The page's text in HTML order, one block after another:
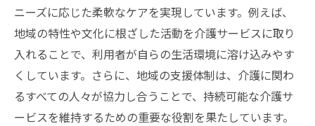
ニーズに応じた柔軟なケアを実現しています。例えば、
地域の特性や文化に根ざした活動を介護サービスに取り
入れることで、利用者が自らの生活環境に溶け込みやす
くしています。さらに、地域の支援体制は、介護に関わ
るすべての人々が協力し合うことで、持続可能な介護サ
ービスを維持するための重要な役割を果たしています。